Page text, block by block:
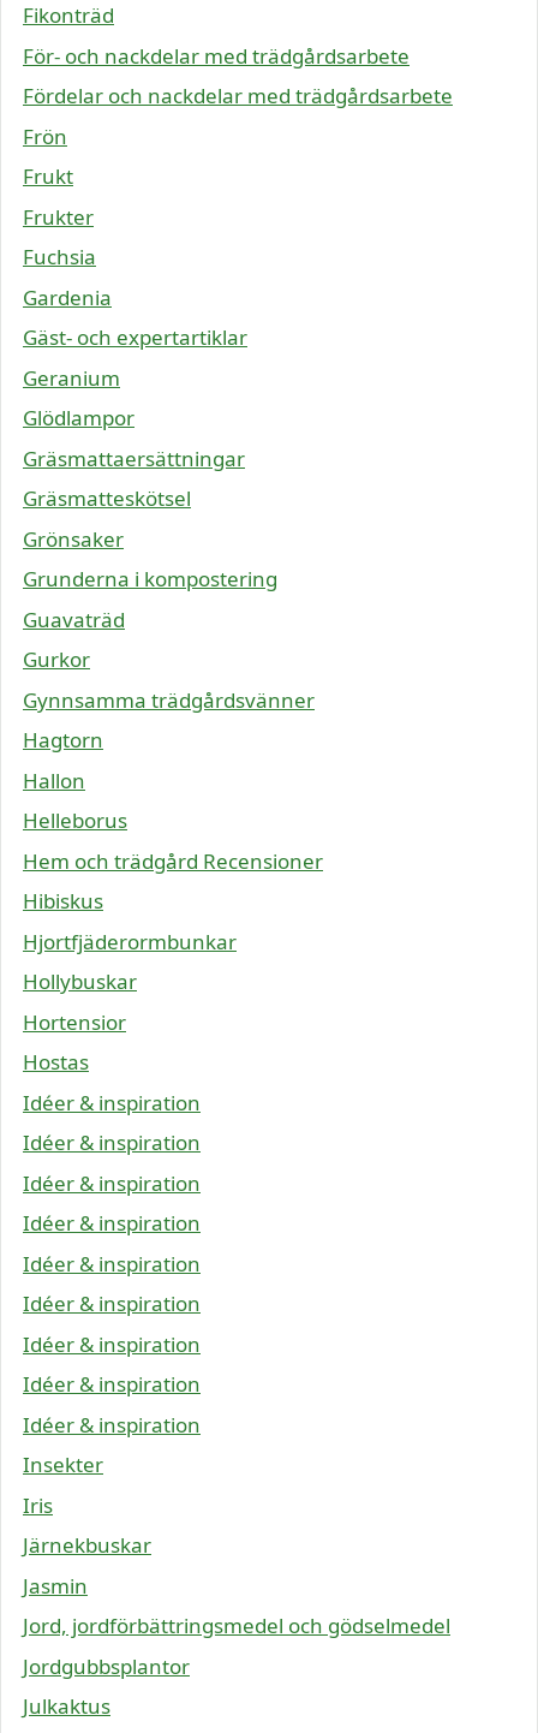
Fikonträd
För- och nackdelar med trädgårdsarbete
Fördelar och nackdelar med trädgårdsarbete
Frön
Frukt
Frukter
Fuchsia
Gardenia
Gäst- och expertartiklar
Geranium
Glödlampor
Gräsmattaersättningar
Gräsmatteskötsel
Grönsaker
Grunderna i kompostering
Guavaträd
Gurkor
Gynnsamma trädgårdsvänner
Hagtorn
Hallon
Helleborus
Hem och trädgård Recensioner
Hibiskus
Hjortfjäderormbunkar
Hollybuskar
Hortensior
Hostas
Idéer & inspiration
Idéer & inspiration
Idéer & inspiration
Idéer & inspiration
Idéer & inspiration
Idéer & inspiration
Idéer & inspiration
Idéer & inspiration
Idéer & inspiration
Insekter
Iris
Järnekbuskar
Jasmin
Jord, jordförbättringsmedel och gödselmedel
Jordgubbsplantor
Julkaktus